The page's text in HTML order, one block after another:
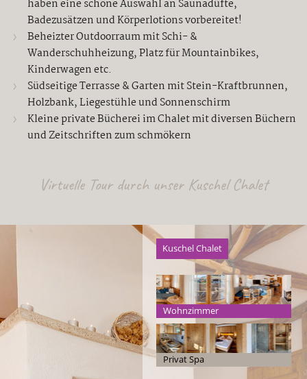
haben eine schöne Auswahl an Saunadüfte,
Badezusätzen und Körperlotions vorbereitet!
Beheizter Outdoorraum mit Schi- &
Wanderschuhheizung, Platz für Mountainbikes,
Kinderwagen etc.
Südseitige Terrasse & Garten mit Stein-Kraftbrunnen,
Holzbank, Liegestühle und Sonnenschirm
Kleine private Bücherei im Chalet mit diversen Büchern
und Zeitschriften zum schmökern
Virtuelle Tour durch unser Kuschel Chalet